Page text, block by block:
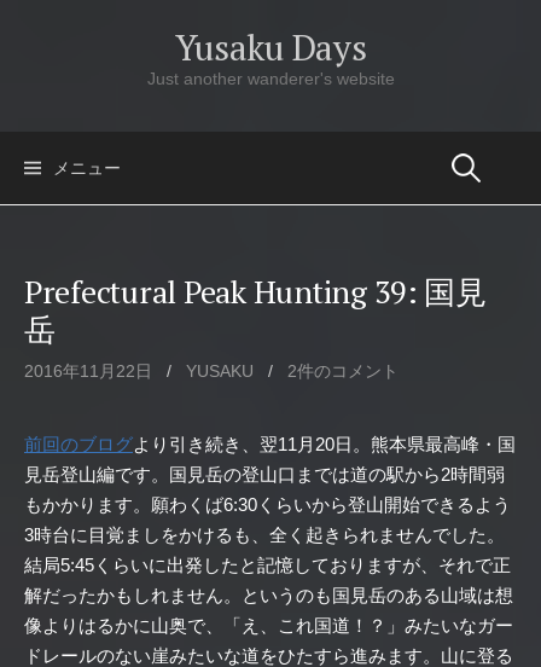
Yusaku Days
Just another wanderer's website
メニュー
Prefectural Peak Hunting 39: 国見
岳
2016年11月22日 / YUSAKU / 2件のコメント
前回のブログより引き続き、翌11月20日。熊本県最高峰・国
見岳登山編です。国見岳の登山口までは道の駅から2時間弱
もかかります。願わくば6:30くらいから登山開始できるよう
3時台に目覚ましをかけるも、全く起きられませんでした。
結局5:45くらいに出発したと記憶しておりますが、それで正
解だったかもしれません。というのも国見岳のある山域は想
像よりはるかに山奥で、「え、これ国道！？」みたいなガー
ドレールのない崖みたいな道をひたすら進みます。山に登る